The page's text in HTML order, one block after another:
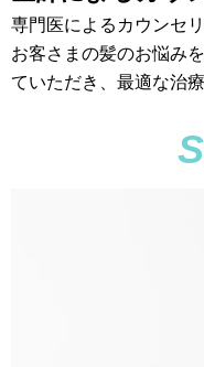
専門医によるカウンセ
お客さまの髪のお悩み
ていただき、最適な治
S